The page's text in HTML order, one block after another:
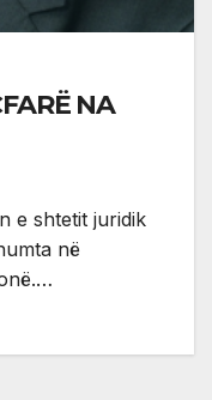
NA
e shtetit juridik
në